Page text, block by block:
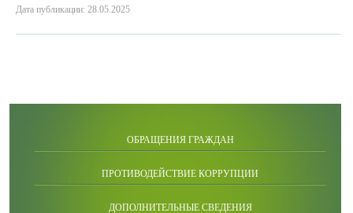
Дата публикации: 28.05.2025
ОБРАЩЕНИЯ ГРАЖДАН
ПРОТИВОДЕЙСТВИЕ КОРРУПЦИИ
ДОПОЛНИТЕЛЬНЫЕ СВЕДЕНИЯ